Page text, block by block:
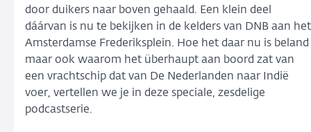
door duikers naar boven gehaald. Een klein deel
dáárvan is nu te bekijken in de kelders van DNB aan het
Amsterdamse Frederiksplein. Hoe het daar nu is beland
maar ook waarom het überhaupt aan boord zat van
een vrachtschip dat van De Nederlanden naar Indië
voer, vertellen we je in deze speciale, zesdelige
podcastserie.